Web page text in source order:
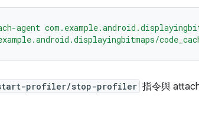
agent
profiler/stop-profiler 指令與